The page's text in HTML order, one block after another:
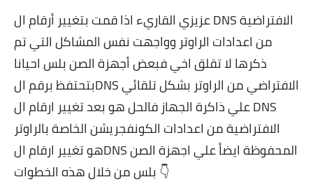
عزيزي القاريء اذا قمت بتغيير أرقام ال DNS الافتراضية
من اعدادات الراوتر وواجهت نفس المشاكل التي تم
ذكرها لا تقلق اخي فبعض أجهزة الصن بلس احيانا
بتحتفظ برقم الDNS الافتراضي من الراوتر بشكل تلقائي
علي ذاكرة الجهاز فالحل هو بعد تغيير ارقام ال DNS
الافتراضية من اعدادات الكونفجريشن الخاصة بالراوتر
هو تغيير ارقام الDNS المحفوظة ايضاً علي اجهزة الصن
بلس من خلال هذه الخطوات 👇